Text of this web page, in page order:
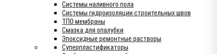
Системы наливного пола
Системы гидроизоляции строительных швов
ТПО мембраны
Смазка для опалубки
Эпоксидные ремонтные растворы
Суперпластификаторы